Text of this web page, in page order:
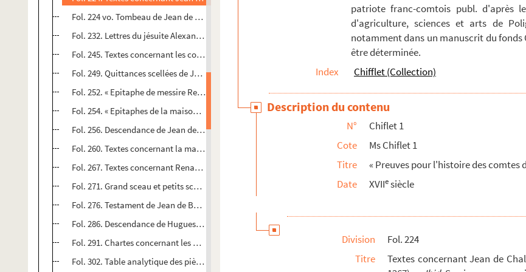
Fol. 224 vo. Tombeau de Jean de Chalon-Arlay, aux Cordeliers de Salins : dessin analogue au précédent
Fol. 232. Lettres du jésuite Alexandre Wiltheim, donnant à Jean-Jacques Chiflet le texte de diverses épitaphes...
Fol. 245. Textes concernant les comtes de Mâcon et divers princes de la maison de Chalon
Fol. 249. Quittances scellées de Jean de Chalon, sire d'Arlay, et de Henri de Chalon, sire d'Arguel
Fol. 252. « Epitaphe de messire René de Chalon, prince d'Orange, extrait d'un manuscrit communiqué par M. de W...
Fol. 254. « Epitaphes de la maison de Chalon qui sont à Mont-Sainte-Marie »
Fol. 256. Descendance de Jean de Chalon l'Antique : deux tableaux généalogiques de la main de Jules Chiflet
Fol. 260. Textes concernant la maison de Neufchâtel en Franche-Comté
Fol. 267. Textes concernant Renaud de Bourgogne, comte de Montbéliard, Jean de Bourgogne et Henri de Bourgogne
Fol. 271. Grand sceau et petits sceaux de Renaud de Bourgogne (1281, 1309 et 1310) ; quatre dessins à la plume
Fol. 276. Testament de Jean de Bourgogne
Fol. 286. Descendance de Hugues, comte de Bourgogne, et d'Alix, sa femme : tableau généalogique de la main de ...
Fol. 291. Chartes concernant les possessions de l'abbaye de Saint-Bénigne de Dijon, en Franche-Comté et partic...
Fol. 302. Table analytique des pièces qui sont transcrites dans ce volume
patriote franc-comtois publ. d'après
d'agriculture, sciences et arts de
notamment dans un manuscrit du
être déterminée.
Index
Chifflet (Collection)
Description du contenu
N°
Chiflet 1
Cote
Ms Chiflet 1
Titre
« Preuves pour l'histoire des comtes
Date
XVIIesiècle
Division
Fol. 224
Titre
Textes concernant Jean de